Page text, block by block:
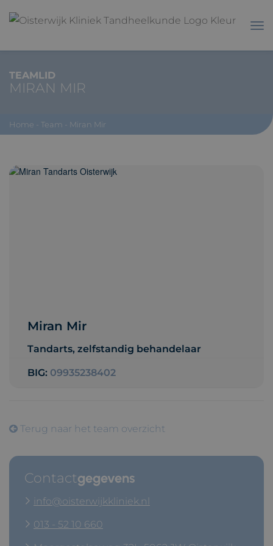
TEAMLID
MIRAN MIR
Home - Team - Miran Mir
Miran Mir
Tandarts, zelfstandig behandelaar
BIG: 09935238402
Terug naar het team overzicht
Contactgegevens
info@oisterwijkkliniek.nl
013 - 52 10 660